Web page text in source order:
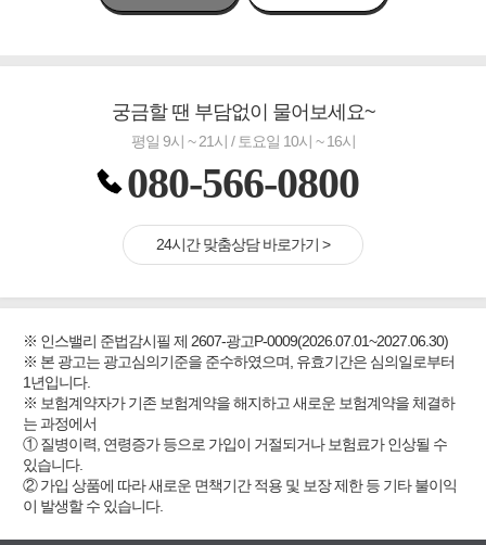
궁금할 땐 부담없이 물어보세요~
평일 9시 ~ 21시 / 토요일 10시 ~ 16시
080-566-0800
24시간 맞춤상담 바로가기 >
※ 인스밸리 준법감시필 제 2607-광고P-0009(2026.07.01~2027.06.30)
※ 본 광고는 광고심의기준을 준수하였으며, 유효기간은 심의일로부터
1년입니다.
※ 보험계약자가 기존 보험계약을 해지하고 새로운 보험계약을 체결하
는 과정에서
① 질병이력, 연령증가 등으로 가입이 거절되거나 보험료가 인상될 수
있습니다.
② 가입 상품에 따라 새로운 면책기간 적용 및 보장 제한 등 기타 불이익
이 발생할 수 있습니다.